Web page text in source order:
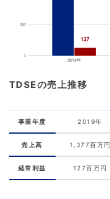
TDSEの売上推移
事業年度 2019年
売上高 1,377百万円
経常利益 127百万円